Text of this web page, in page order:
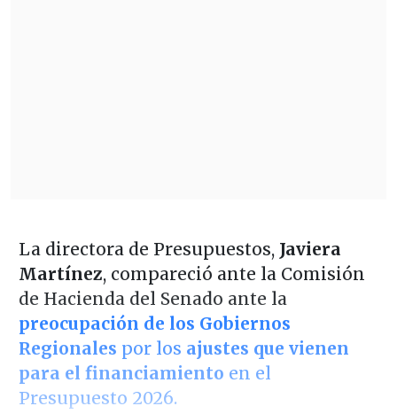
La directora de Presupuestos, Javiera
Martínez, compareció ante la Comisión
de Hacienda del Senado ante la
preocupación de los Gobiernos
Regionales por los ajustes que vienen
para el financiamiento en el
Presupuesto 2026.